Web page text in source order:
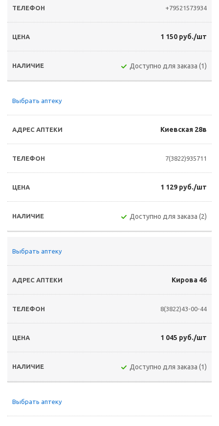
+79521573934
1 150 руб./шт
Доступно для заказа (1)
Выбрать аптеку
Киевская 28в
7(3822)935711
1 129 руб./шт
Доступно для заказа (2)
Выбрать аптеку
Кирова 46
8(3822)43-00-44
1 045 руб./шт
Доступно для заказа (1)
Выбрать аптеку